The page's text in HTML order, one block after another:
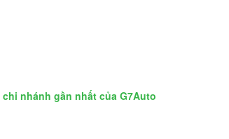
chi nhánh gần nhất của G7Auto